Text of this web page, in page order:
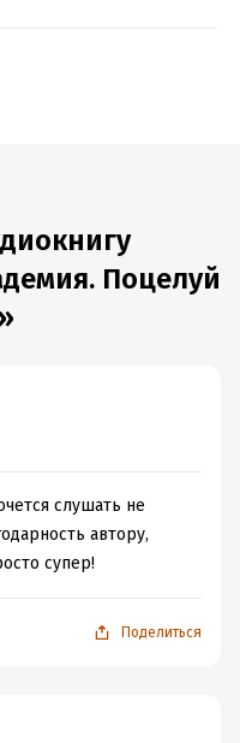
Поцелуй
слушать не
автору,
супер!
Поделиться